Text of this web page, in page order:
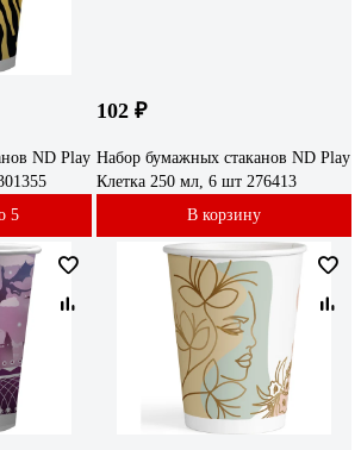
ND Play
5
102 ₽
Набор бумажных стаканов ND Play
Клетка 250 мл, 6 шт 276413
В корзину